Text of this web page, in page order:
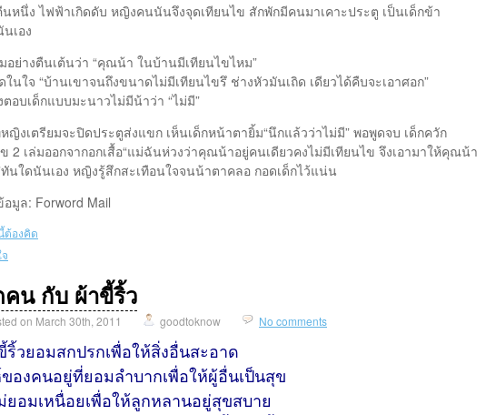
นหนึ่ง ไฟฟ้าเกิดดับ หญิงคนนันจึงจุดเทียนไข สักพักมีคนมาเคาะประตู เป็นเด็กข้า
เอง
อย่างตืนเต้นว่า “คุณน้า ในบ้านมีเทียนไขไหม”
นใจ “บ้านเขาจนถึงขนาดไม่มีเทียนไขรึ ช่างหัวมันเถิด เดียวได้คืบจะเอาศอก”
อบเด็กแบบมะนาวไม่มีน้าว่า “ไม่มี”
งเตรียมจะปิดประตูส่งแขก เห็นเด็กหน้าตายิ้ม“นึกแล้วว่าไม่มี” พอพูดจบ เด็กควัก
2 เล่มออกจากอกเสื้อ“แม่ฉันห่วงว่าคุณน้าอยู่คนเดียวคงไม่มีเทียนไข จึงเอามาให้คุณน้า
ทันใดนันเอง หญิงรู้สึกสะเทือนใจจนน้าตาคลอ กอดเด็กไว้แน่น
มูล: Forword Mail
ต้องคิด
น กับ ผ้าขี้ริ้ว
on March 30th, 2011 goodtoknow No comments
ริ้วยอมสกปรกเพื่อให้สิ่งอื่นสะอาด
ของคนอยู่ที่ยอมลำบากเพื่อให้ผู้อื่นเป็นสุข
ยอมเหนื่อยเพื่อให้ลูกหลานอยู่สุขสบาย